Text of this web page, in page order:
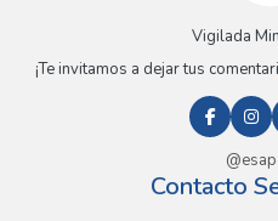
Vigilada
¡Te invitamos a dejar tus
Contacto